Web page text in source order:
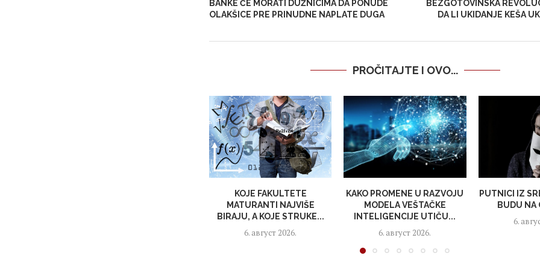
BANKE ĆE MORATI DUŽNICIMA DA PONUDE
OLAKŠICE PRE PRINUDNE NAPLATE DUGA
BEZGOTOVINSKA
DA LI UKIDANJE KEŠA
PROČITAJTE I OVO...
KOJE FAKULTETE
MATURANTI NAJVIŠE
BIRAJU, A KOJE STRUKE...
6. август 2026.
KAKO PROMENE U RAZVOJU
MODELA VEŠTAČKE
INTELIGENCIJE UTIČU...
6. август 2026.
PUTNICI IZ
BUDU NA
6.